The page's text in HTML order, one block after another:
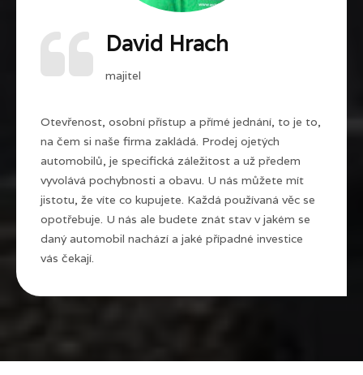
David Hrach
majitel
Otevřenost, osobní přístup a přímé jednání, to je to,
na čem si naše firma zakládá. Prodej ojetých
automobilů, je specifická záležitost a už předem
vyvolává pochybnosti a obavu. U nás můžete mít
jistotu, že víte co kupujete. Každá používaná věc se
opotřebuje. U nás ale budete znát stav v jakém se
daný automobil nachází a jaké případné investice
vás čekají.